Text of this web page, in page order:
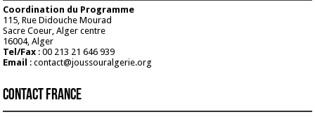
Coordination du Programme
115, Rue Didouche Mourad
Sacre Coeur, Alger centre
16004, Alger
Tel/Fax : 00 213 21 646 939
Email : contact@joussouralgerie.org
Contact France